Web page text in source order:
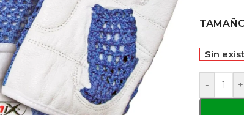
Sin
- +